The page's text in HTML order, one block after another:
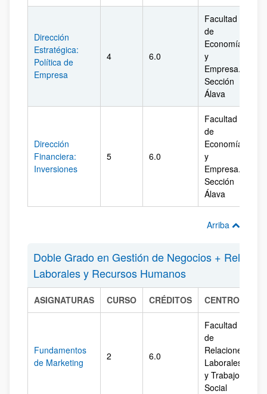
Dirección
Estratégica:
Política de
Empresa
4 6.0
Facultad
de
Economía
y
Empresa.
Sección
Álava
Dirección
Financiera:
Inversiones
5 6.0
Facultad
de
Economía
y
Empresa.
Sección
Álava
Arriba
Doble Grado en Gestión de Negocios +
Laborales y Recursos Humanos
ASIGNATURAS CURSO CRÉDITOS CENTRO
Fundamentos
de Marketing
2 6.0
Facultad
de
Relaciones
Laborales
y Trabajo
Social